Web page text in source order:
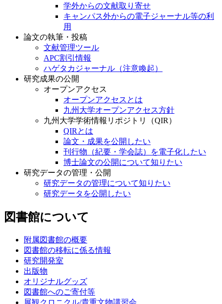
学外からの文献取り寄せ
キャンパス外からの電子ジャーナル等の利
用
論文の執筆・投稿
文献管理ツール
APC割引情報
ハゲタカジャーナル（注意喚起）
研究成果の公開
オープンアクセス
オープンアクセスとは
九州大学オープンアクセス方針
九州大学学術情報リポジトリ（QIR）
QIRとは
論文・成果を公開したい
刊行物（紀要・学会誌）を電子化したい
博士論文の公開について知りたい
研究データの管理・公開
研究データの管理について知りたい
研究データを公開したい
図書館について
附属図書館の概要
図書館の移転に係る情報
研究開発室
出版物
オリジナルグッズ
図書館へのご寄付等
展観クロニクル/貴重文物講習会